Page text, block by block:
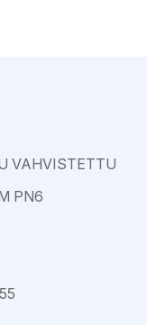
VAHVISTETTU
PN6